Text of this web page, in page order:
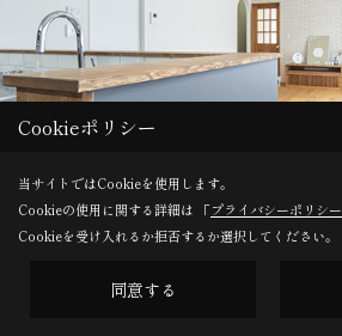
Cookieポリシー
当サイトではCookieを使用します。
Cookieの使用に関する詳細は 「プライバシーポリシー
Cookieを受け入れるか拒否するか選択してください。
同意する